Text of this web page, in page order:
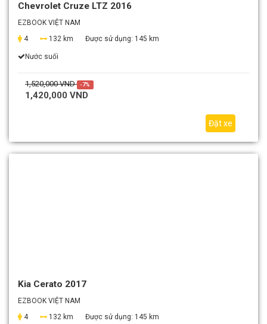
Chevrolet Cruze LTZ 2016
EZBOOK VIỆT NAM
4
132 km Được sử dụng: 145 km
Nước suối
1,520,000 VND -7%
1,420,000 VND
Đặt xe
Kia Cerato 2017
EZBOOK VIỆT NAM
4
132 km Được sử dụng: 145 km